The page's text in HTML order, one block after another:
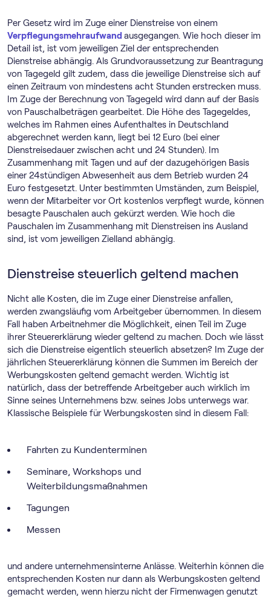
Per Gesetz wird im Zuge einer Dienstreise von einem
Verpflegungsmehraufwand ausgegangen. Wie hoch dieser im
Detail ist, ist vom jeweiligen Ziel der entsprechenden
Dienstreise abhängig. Als Grundvoraussetzung zur Beantragung
von Tagegeld gilt zudem, dass die jeweilige Dienstreise sich auf
einen Zeitraum von mindestens acht Stunden erstrecken muss.
Im Zuge der Berechnung von Tagegeld wird dann auf der Basis
von Pauschalbeträgen gearbeitet. Die Höhe des Tagegeldes,
welches im Rahmen eines Aufenthaltes in Deutschland
abgerechnet werden kann, liegt bei 12 Euro (bei einer
Dienstreisedauer zwischen acht und 24 Stunden). Im
Zusammenhang mit Tagen und auf der dazugehörigen Basis
einer 24stündigen Abwesenheit aus dem Betrieb wurden 24
Euro festgesetzt. Unter bestimmten Umständen, zum Beispiel,
wenn der Mitarbeiter vor Ort kostenlos verpflegt wurde, können
besagte Pauschalen auch gekürzt werden. Wie hoch die
Pauschalen im Zusammenhang mit Dienstreisen ins Ausland
sind, ist vom jeweiligen Zielland abhängig.
Dienstreise steuerlich geltend machen
Nicht alle Kosten, die im Zuge einer Dienstreise anfallen,
werden zwangsläufig vom Arbeitgeber übernommen. In diesem
Fall haben Arbeitnehmer die Möglichkeit, einen Teil im Zuge
ihrer Steuererklärung wieder geltend zu machen. Doch wie lässt
sich die Dienstreise eigentlich steuerlich absetzen? Im Zuge der
jährlichen Steuererklärung können die Summen im Bereich der
Werbungskosten geltend gemacht werden. Wichtig ist
natürlich, dass der betreffende Arbeitgeber auch wirklich im
Sinne seines Unternehmens bzw. seines Jobs unterwegs war.
Klassische Beispiele für Werbungskosten sind in diesem Fall:
Fahrten zu Kundenterminen
Seminare, Workshops und
Weiterbildungsmaßnahmen
Tagungen
Messen
und andere unternehmensinterne Anlässe. Weiterhin können die
entsprechenden Kosten nur dann als Werbungskosten geltend
gemacht werden, wenn hierzu nicht der Firmenwagen genutzt